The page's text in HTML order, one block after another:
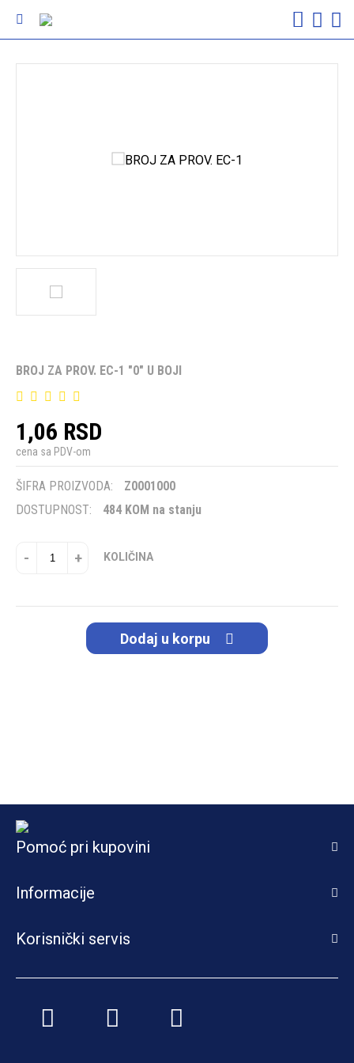
BROJ ZA PROV. EC-1 "0" U BOJI
1,06 RSD
cena sa PDV-om
ŠIFRA PROIZVODA:
Z0001000
DOSTUPNOST:
484 KOM na stanju
- + KOLIČINA
Dodaj u korpu
Pomoć pri kupovini
Informacije
Korisnički servis